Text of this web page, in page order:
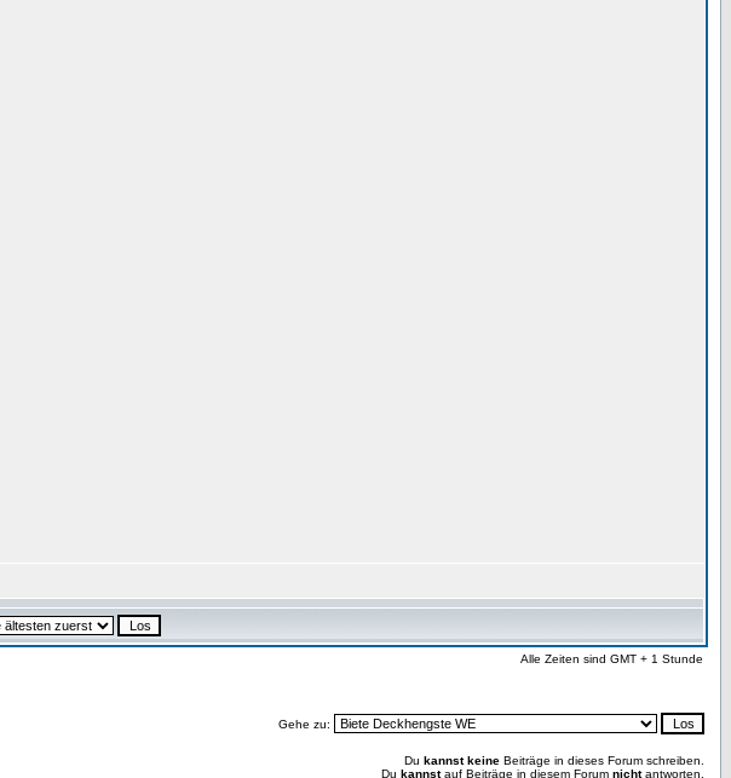
Alle Zeiten sind GMT + 1 Stunde
Gehe zu:
Du kannst keine Beiträge in dieses Forum schreiben.
Du kannstauf Beiträge in diesem Forum nichtantworten.